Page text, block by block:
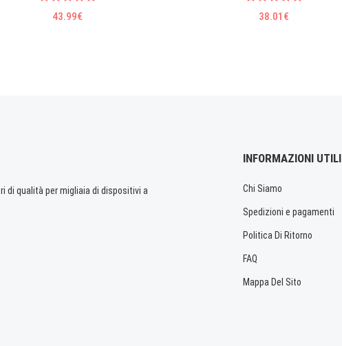
43.99€ 38.01€
di qualità per migliaia di dispositivi a
INFORMAZIONI UTILI
Chi Siamo
Spedizioni e pagamenti
Politica Di Ritorno
FAQ
Mappa Del Sito